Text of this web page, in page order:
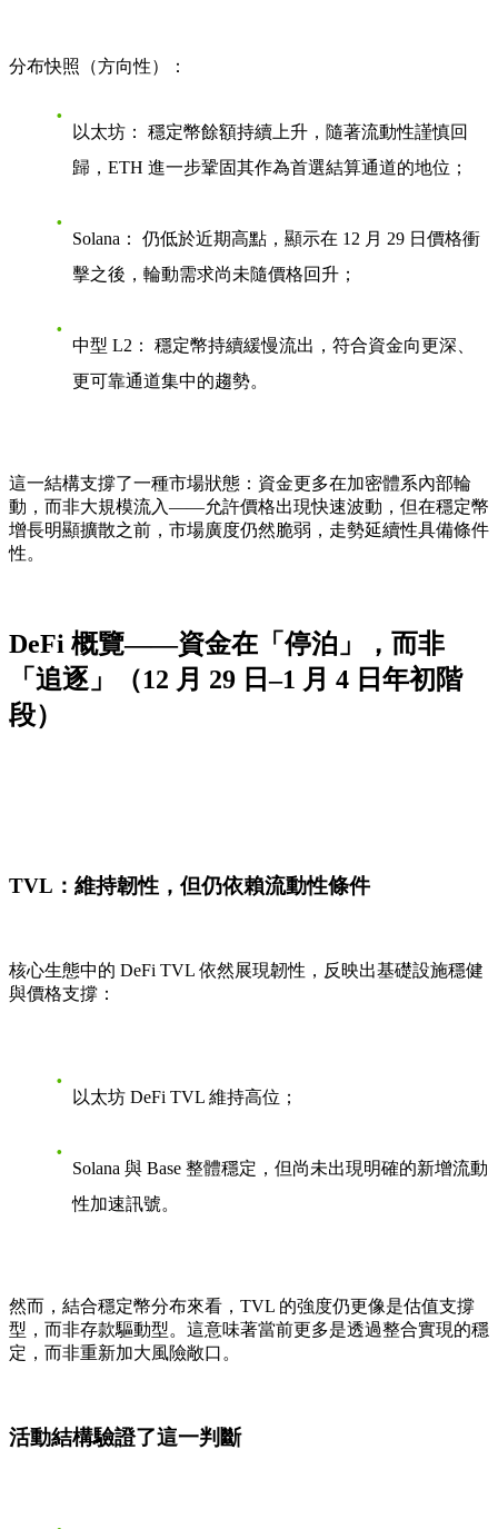
分布快照（方向性）：
以太坊：
穩定幣餘額持續上升，隨著流動性謹慎回
歸，ETH 進一步鞏固其作為首選結算通道的地位；
Solana：
仍低於近期高點，顯示在 12 月 29 日價格衝
擊之後，輪動需求尚未隨價格回升；
中型 L2：
穩定幣持續緩慢流出，符合資金向更深、
更可靠通道集中的趨勢。
這一結構支撐了一種市場狀態：資金更多在加密體系內部輪
動，而非大規模流入——允許價格出現快速波動，但在穩定幣
增長明顯擴散之前，市場廣度仍然脆弱，走勢延續性具備條件
性。
DeFi 概覽——資金在「停泊」，而非
「追逐」（12 月 29 日–1 月 4 日年初階
段）
TVL：維持韌性，但仍依賴流動性條件
核心生態中的 DeFi TVL 依然展現韌性，反映出基礎設施穩健
與價格支撐：
以太坊 DeFi TVL 維持高位；
Solana 與 Base 整體穩定，但尚未出現明確的新增流動
性加速訊號。
然而，結合穩定幣分布來看，TVL 的強度仍更像是估值支撐
型，而非存款驅動型。這意味著當前更多是透過整合實現的穩
定，而非重新加大風險敞口。
活動結構驗證了這一判斷